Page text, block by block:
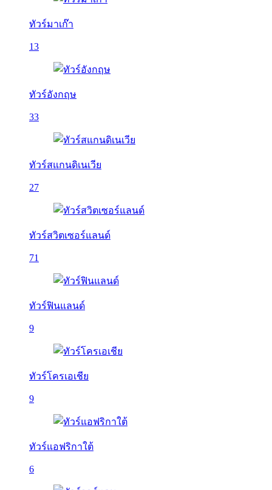
ทัวร์มาเก๊า
13
ทัวร์อังกฤษ
33
ทัวร์สแกนดิเนเวีย
27
ทัวร์สวิตเซอร์แลนด์
71
ทัวร์ฟินแลนด์
9
ทัวร์โครเอเชีย
9
ทัวร์แอฟริกาใต้
6